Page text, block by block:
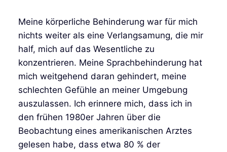
Meine körperliche Behinderung war für mich
nichts weiter als eine Verlangsamung, die mir
half, mich auf das Wesentliche zu
konzentrieren. Meine Sprachbehinderung hat
mich weitgehend daran gehindert, meine
schlechten Gefühle an meiner Umgebung
auszulassen. Ich erinnere mich, dass ich in
den frühen 1980er Jahren über die
Beobachtung eines amerikanischen Arztes
gelesen habe, dass etwa 80 % der